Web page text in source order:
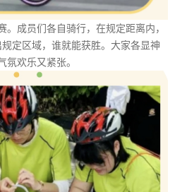
成员们各自骑行，在规定距离内，
定区域，谁就能获胜。大家各显神
氛欢乐又紧张。